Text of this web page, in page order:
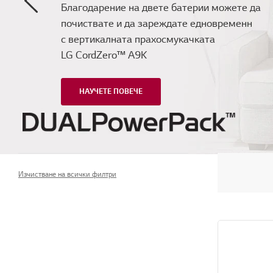
Благодарение на двете батерии можете да
почиствате и да зареждате едновременн
с вертикалната прахосмукачката
LG CordZero™ A9K
НАУЧЕТЕ ПОВЕЧЕ
Изчистване на всички филтри